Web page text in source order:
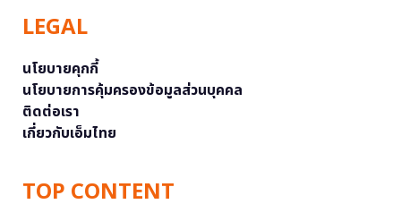
LEGAL
นโยบายคุกกี้
นโยบายการคุ้มครองข้อมูลส่วนบุคคล
ติดต่อเรา
เกี่ยวกับเอ็มไทย
TOP CONTENT